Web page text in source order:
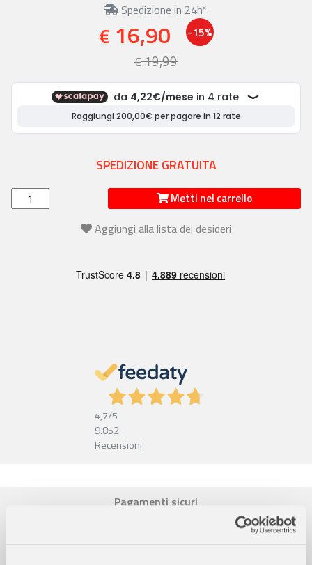
Spedizione in 24h*
€ 16,90 -15%
€19,99
SPEDIZIONE GRATUITA
Metti nel carrello
Aggiungi alla lista dei desideri
4,7/5
9.852
Recensioni
Pagamenti sicuri